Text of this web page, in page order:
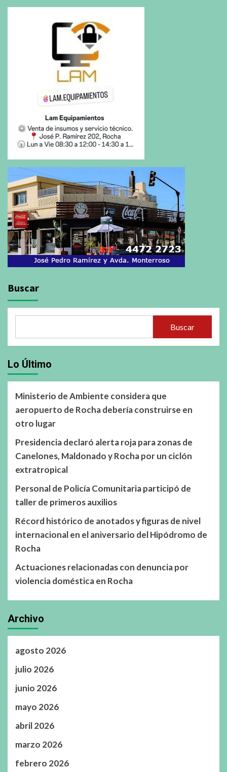
Buscar
Buscar
Lo Último
Ministerio de Ambiente considera que
aeropuerto de Rocha debería construirse en
otro lugar
Presidencia declaró alerta roja para zonas de
Canelones, Maldonado y Rocha por un ciclón
extratropical
Personal de Policía Comunitaria participó de
taller de primeros auxilios
Récord histórico de anotados y figuras de nivel
internacional en el aniversario del Hipódromo de
Rocha
Actuaciones relacionadas con denuncia por
violencia doméstica en Rocha
Archivo
agosto 2026
julio 2026
junio 2026
mayo 2026
abril 2026
marzo 2026
febrero 2026